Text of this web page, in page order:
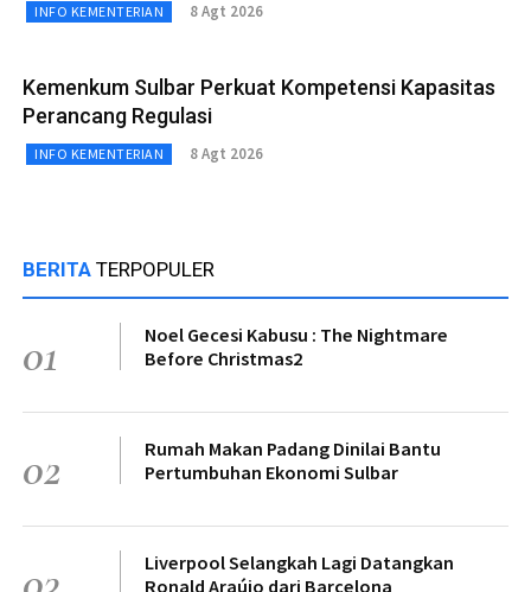
INFO KEMENTERIAN 8 Agt 2026
Kemenkum Sulbar Perkuat Kompetensi Kapasitas
Perancang Regulasi
INFO KEMENTERIAN 8 Agt 2026
BERITA TERPOPULER
01
Noel Gecesi Kabusu : The Nightmare
Before Christmas2
02
Rumah Makan Padang Dinilai Bantu
Pertumbuhan Ekonomi Sulbar
Liverpool Selangkah Lagi Datangkan
Ronald Araújo dari Barcelona